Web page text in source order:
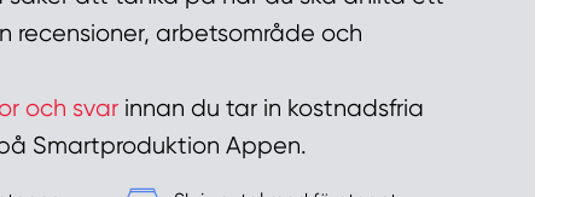
recensioner, arbetsområde och
och svar innan du tar in kostnadsfria
Smartproduktion Appen.